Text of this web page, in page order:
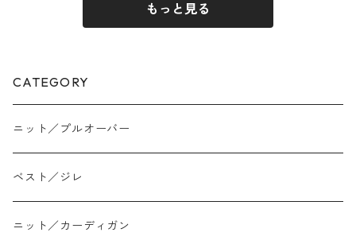
もっと見る
CATEGORY
ニット／プルオーバー
ベスト／ジレ
ニット／カーディガン